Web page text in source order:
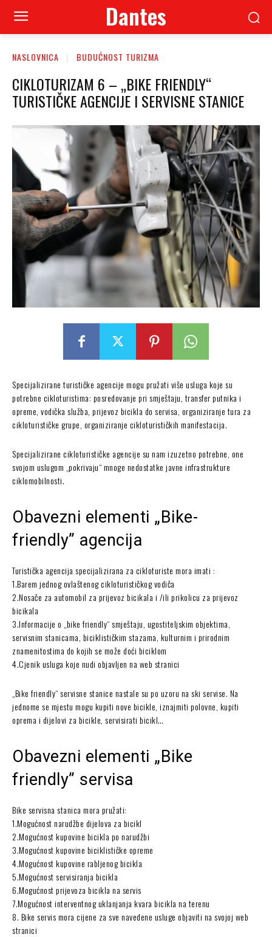
Dantes
NASLOVNICA BUDUĆNOST TURIZMA
CIKLOTURIZAM 6 – „BIKE FRIENDLY“
TURISTIČKE AGENCIJE I SERVISNE STANICE
Specijalizirane turističke agencije mogu pružati više usluga koje su
potrebne cikloturistima: posredovanje pri smještaju, transfer putnika i
opreme, vodička služba, prijevoz bicikla do servisa, organiziranje tura za
cikloturističke grupe, organiziranje cikloturističkih manifestacija.
Specijalizirane cikloturističke agencije su nam izuzetno potrebne, one
svojom uslugom „pokrivaju“ mnoge nedostatke javne infrastrukture
ciklomobilnosti.
Obavezni elementi „Bike-
friendly” agencija
Turistička agencija specijalizirana za cikloturiste mora imati :
1.Barem jednog ovlaštenog cikloturističkog vodiča
2.Nosače za automobil za prijevoz bicikala i /ili prikolicu za prijevoz
bicikala
3.Informacije o „bike friendly“ smještaju, ugostiteljskim objektima,
servisnim stanicama, biciklističkim stazama, kulturnim i prirodnim
znamenitostima do kojih se može doći biciklom
4.Cjenik usluga koje nudi objavljen na web stranici
„Bike friendly“ servisne stanice nastale su po uzoru na ski servise. Na
jednome se mjestu mogu kupiti nove bicikle, iznajmiti polovne, kupiti
oprema i dijelovi za bicikle, servisirati bicikl…
Obavezni elementi „Bike
friendly” servisa
Bike servisna stanica mora pružati:
1.Mogućnost narudžbe dijelova za bicikl
2.Mogućnost kupovine bicikla po narudžbi
3.Mogućnost kupovine biciklističke opreme
4.Mogućnost kupovine rabljenog bicikla
5.Mogućnost servisiranja bicikla
6.Mogućnost prijevoza bicikla na servis
7.Mogućnost interventnog uklanjanja kvara bicikla na terenu
8. Bike servis mora cijene za sve navedene usluge objaviti na svojoj web
stranici